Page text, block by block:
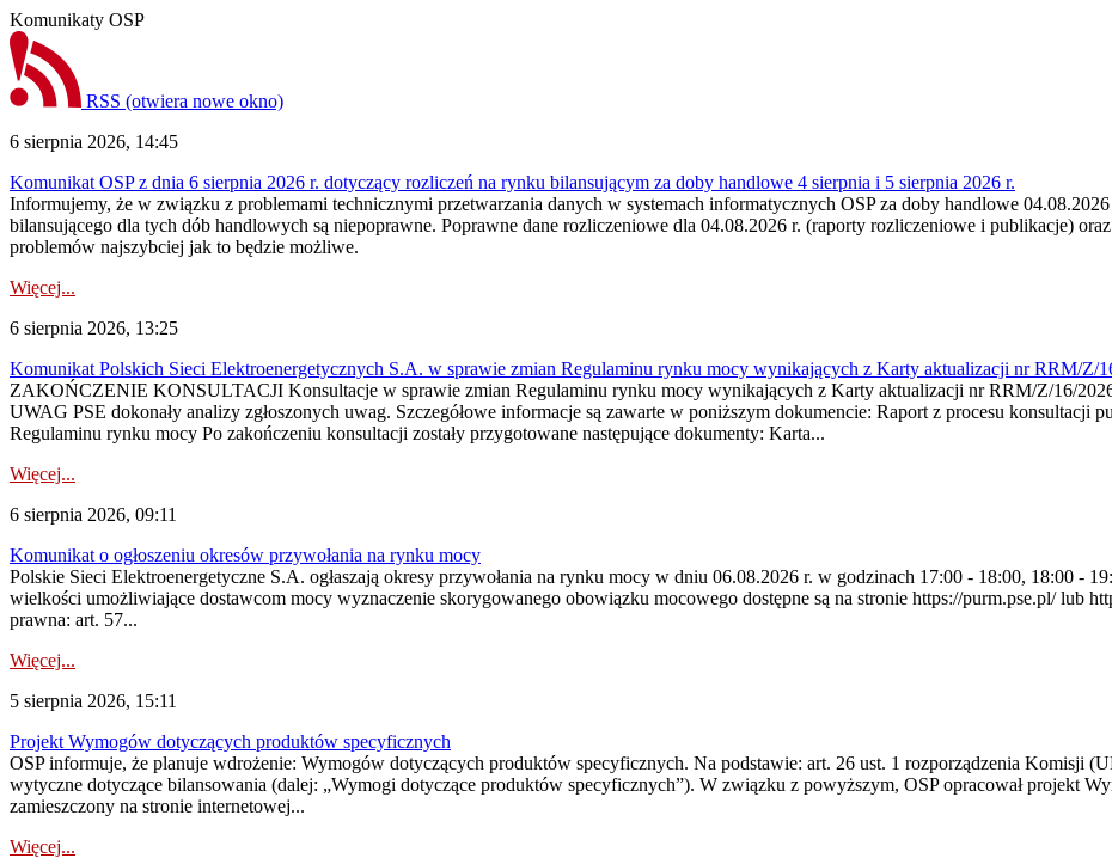
Komunikaty OSP
RSS (otwiera nowe okno)
6 sierpnia 2026, 14:45
Komunikat OSP z dnia 6 sierpnia 2026 r. dotyczący rozliczeń na rynku bilansującym za doby handlowe 4 sierpnia i 5 sierpnia 2026 r.
Informujemy, że w związku z problemami technicznymi przetwarzania danych w systemach informatycznych OSP za doby handlowe
bilansującego dla tych dób handlowych są niepoprawne. Poprawne dane rozliczeniowe dla 04.08.2026 r. (raporty rozliczeniowe i publikacje)
problemów najszybciej jak to będzie możliwe.
Więcej...
6 sierpnia 2026, 13:25
Komunikat Polskich Sieci Elektroenergetycznych S.A. w sprawie zmian Regulaminu rynku mocy wynikających z Karty aktualizacji nr RRM/Z/
ZAKOŃCZENIE KONSULTACJI Konsultacje w sprawie zmian Regulaminu rynku mocy wynikających z Karty aktualizacji nr RRM/Z/16/
UWAG PSE dokonały analizy zgłoszonych uwag. Szczegółowe informacje są zawarte w poniższym dokumencie: Raport z procesu
Regulaminu rynku mocy Po zakończeniu konsultacji zostały przygotowane następujące dokumenty: Karta...
Więcej...
6 sierpnia 2026, 09:11
Komunikat o ogłoszeniu okresów przywołania na rynku mocy
Polskie Sieci Elektroenergetyczne S.A. ogłaszają okresy przywołania na rynku mocy w dniu 06.08.2026 r. w godzinach 17:00 - 18:00, 18:00 -
wielkości umożliwiające dostawcom mocy wyznaczenie skorygowanego obowiązku mocowego dostępne są na stronie https://purm.pse.pl/ lub
prawna: art. 57...
Więcej...
5 sierpnia 2026, 15:11
Projekt Wymogów dotyczących produktów specyficznych
OSP informuje, że planuje wdrożenie: Wymogów dotyczących produktów specyficznych. Na podstawie: art. 26 ust. 1 rozporządzenia Komisji
wytyczne dotyczące bilansowania (dalej: „Wymogi dotyczące produktów specyficznych”). W związku z powyższym, OSP opracował projekt
zamieszczony na stronie internetowej...
Więcej...